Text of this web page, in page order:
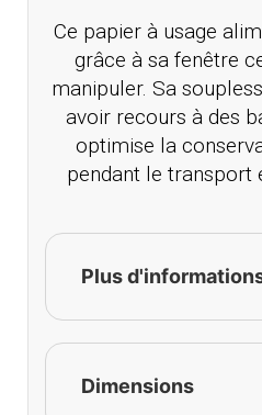
Ce papier à usage
grâce à sa fenêtre
manipuler. Sa
avoir recours à des
optimise la
pendant le transport
Plus
Dimensions